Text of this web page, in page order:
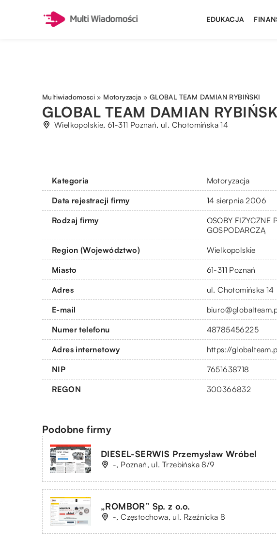
EDUKACJA
Multiwiadomosci » Motoryzacja » GLOBAL TEAM DAMIAN RYBIŃSKI
GLOBAL TEAM DAMIAN
Wielkopolskie, 61-311 Poznań, ul. Chotomińska 14
Kategoria Motoryzacja
Data rejestracji firmy 14 sierpnia 2006
Rodzaj firmy
OSOBY FIZYCZNE
GOSPODARCZĄ
Region (Województwo) Wielkopolskie
Miasto 61-311 Poznań
Adres ul. Chotomińska 14
E-mail
Numer telefonu 48785456225
Adres internetowy https://
NIP 7651638718
REGON 300366832
Podobne firmy
DIESEL-SERWIS Przemysław Wróbel
-, Poznań, ul. Trzebińska 8/9
„ROMBOR” Sp. z o.o.
-, Częstochowa, ul. Rzeźnicka 8